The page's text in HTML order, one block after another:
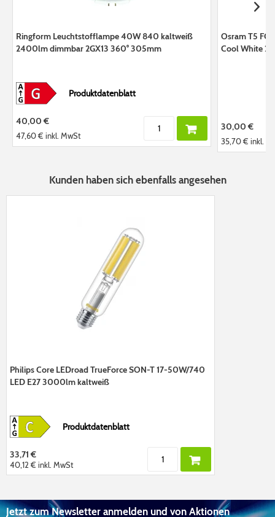
Ringform Leuchtstofflampe 40W 840 kaltweiß
2400lm dimmbar 2GX13 360° 305mm
Produktdatenblatt
40,00 €
47,60 € inkl. MwSt
Osram T5 FC
Cool White
30,00 €
35,70 €inkl.
Kunden haben sich ebenfalls angesehen
Philips Core LEDroad TrueForce SON-T 17-50W/740
LED E27 3000lm kaltweiß
Produktdatenblatt
33,71 €
40,12 € inkl. MwSt
Jetzt zum Newsletter anmelden und von Aktionen